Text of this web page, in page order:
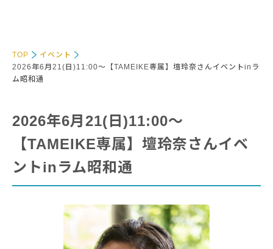
TOP
イベント
2026年6月21(日)11:00～【TAMEIKE専属】壇玲奈さんイベントinラ
ム昭和通
2026年6月21(日)11:00～
【TAMEIKE専属】壇玲奈さんイベ
ントinラム昭和通